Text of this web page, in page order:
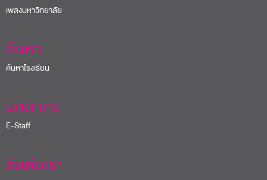
เพลงมหาวิทยาลัย
ค้นหา
ค้นหาโรงเรียน
บุคลากร
E-Staff
ติดต่อเรา